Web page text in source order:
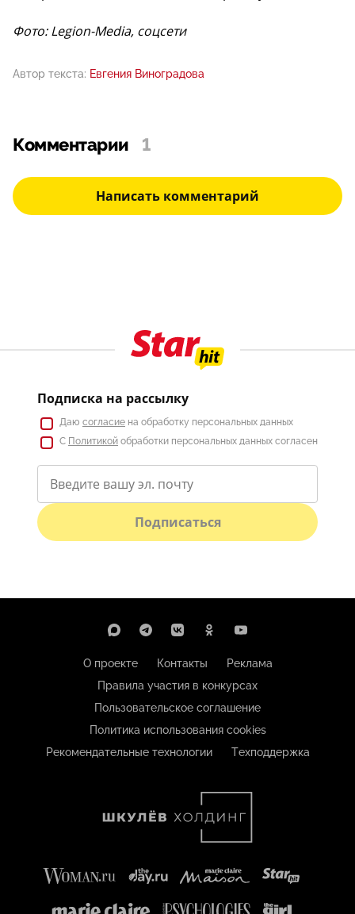
Фото: Legion-Media, соцсети
Автор текста: Евгения Виноградова
Комментарии 1
Написать комментарий
Подписка на рассылку
Даю согласие на обработку персональных данных
С Политикой обработки персональных данных согласен
Подписаться
О проекте Контакты
Реклама
Правила участия в конкурсах
Пользовательское соглашение
Политика использования cookies
Рекомендательные технологии
Техподдержка